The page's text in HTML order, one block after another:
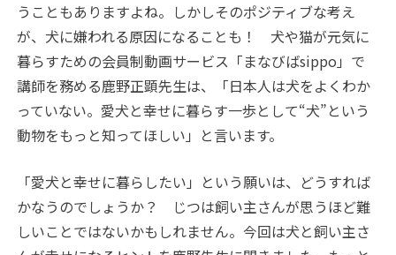
うこともありますよね。しかしそのポジティブな考え
が、犬に嫌われる原因になることも！ 犬や猫が元気に
暮らすための会員制動画サービス「まなびばsippo」で
講師を務める鹿野正顕先生は、「日本人は犬をよくわか
っていない。愛犬と幸せに暮らす一歩として“犬”という
動物をもっと知ってほしい」と言います。
「愛犬と幸せに暮らしたい」という願いは、どうすれば
かなうのでしょうか？ じつは飼い主さんが思うほど難
しいことではないかもしれません。今回は犬と飼い主さ